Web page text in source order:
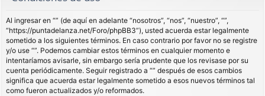
s
Al ingresar en “” (de aquí en adelante “nosotros”, “nos”, “nuestro”, “”,
“https://puntadelanza.net/Foro/phpBB3”), usted acuerda estar legalmente
sometido a los siguientes términos. En caso contrario por favor no se registre
y/o use “”. Podemos cambiar estos términos en cualquier momento e
intentaríamos avisarle, sin embargo sería prudente que los revisase por su
cuenta periódicamente. Seguir registrado a “” después de esos cambios
significa que acuerda estar legalmente sometido a esos nuevos términos tal
como fueron actualizados y/o reformados.